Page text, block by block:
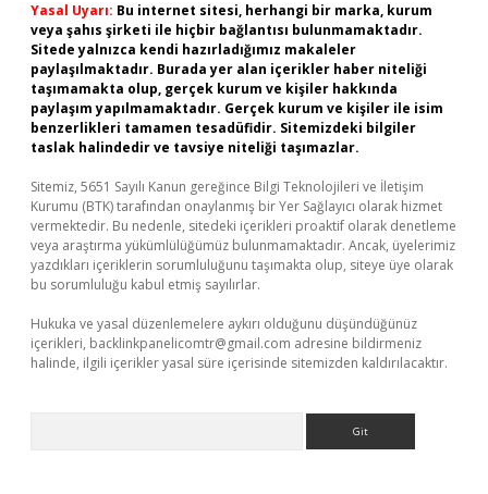
Yasal Uyarı: Bu internet sitesi, herhangi bir marka, kurum
veya şahıs şirketi ile hiçbir bağlantısı bulunmamaktadır.
Sitede yalnızca kendi hazırladığımız makaleler
paylaşılmaktadır. Burada yer alan içerikler haber niteliği
taşımamakta olup, gerçek kurum ve kişiler hakkında
paylaşım yapılmamaktadır. Gerçek kurum ve kişiler ile isim
benzerlikleri tamamen tesadüfidir. Sitemizdeki bilgiler
taslak halindedir ve tavsiye niteliği taşımazlar.
Sitemiz, 5651 Sayılı Kanun gereğince Bilgi Teknolojileri ve İletişim
Kurumu (BTK) tarafından onaylanmış bir Yer Sağlayıcı olarak hizmet
vermektedir. Bu nedenle, sitedeki içerikleri proaktif olarak denetleme
veya araştırma yükümlülüğümüz bulunmamaktadır. Ancak, üyelerimiz
yazdıkları içeriklerin sorumluluğunu taşımakta olup, siteye üye olarak
bu sorumluluğu kabul etmiş sayılırlar.
Hukuka ve yasal düzenlemelere aykırı olduğunu düşündüğünüz
içerikleri, backlinkpanelicomtr@gmail.com adresine bildirmeniz
halinde, ilgili içerikler yasal süre içerisinde sitemizden kaldırılacaktır.